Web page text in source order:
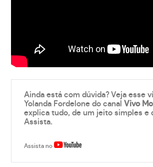
Ainda está com dúvida? Veja esse
Yolanda Fordelone do canalVivo
explica tudo, de um jeito simples e
Assista.
Assista no